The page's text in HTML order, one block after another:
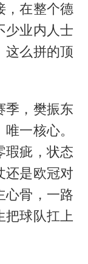
，在整个德
少业内人士
这么拼的顶
季，樊振东
一核心。
瑕疵，状态
还是欧冠对
心骨，一路
把球队扛上